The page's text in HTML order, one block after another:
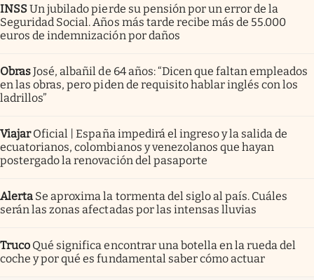
INSSUn jubilado pierde su pensión por un error de la
Seguridad Social. Años más tarde recibe más de 55.000
euros de indemnización por daños
ObrasJosé, albañil de 64 años: “Dicen que faltan empleados
en las obras, pero piden de requisito hablar inglés con los
ladrillos”
Viajar Oficial | España impedirá el ingreso y la salida de
ecuatorianos, colombianos y venezolanos que hayan
postergado la renovación del pasaporte
Alerta Se aproxima la tormenta del siglo al país. Cuáles
serán las zonas afectadas por las intensas lluvias
Truco Qué significa encontrar una botella en la rueda del
coche y por qué es fundamental saber cómo actuar